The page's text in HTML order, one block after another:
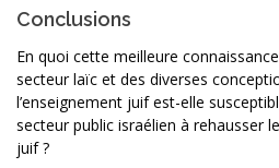
Conclusions
En quoi cette meilleure
secteur laïc et des diverses
l’enseignement juif est-elle
secteur public israélien à rehausser
juif ?